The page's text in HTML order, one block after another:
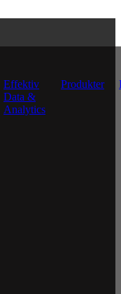
Effektiv
Data &
Analytics
Produkter